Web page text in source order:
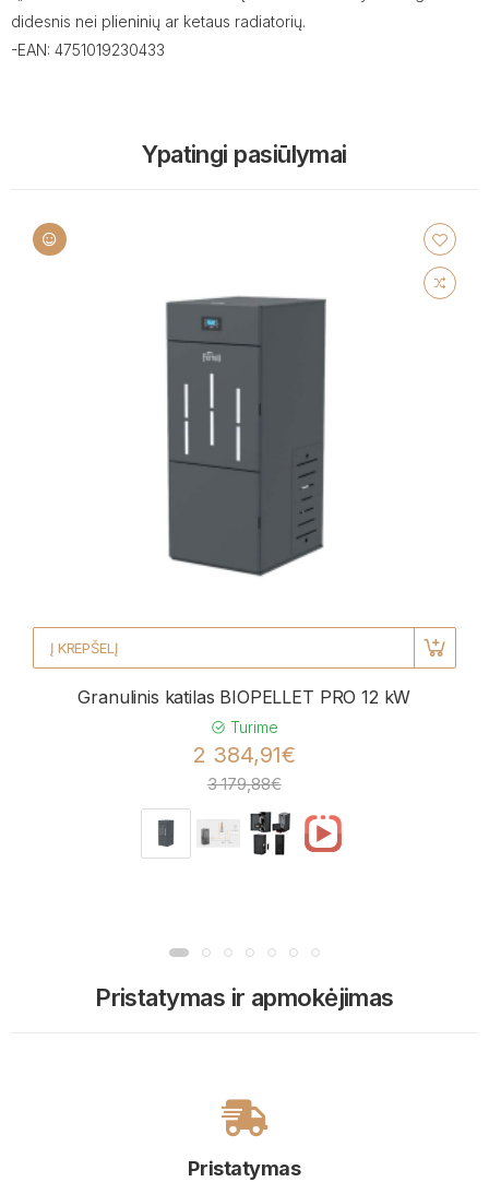
didesnis nei plieninių ar ketaus radiatorių.
-EAN: 4751019230433
Ypatingi pasiūlymai
Į KREPŠELĮ
Granulinis katilas BIOPELLET PRO 12 kW
Turime
2 384,91€
3 179,88€
Pristatymas ir apmokėjimas
Pristatymas